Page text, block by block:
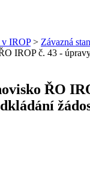
v IROP> Závazná
IROP č. 43 -
ŘO